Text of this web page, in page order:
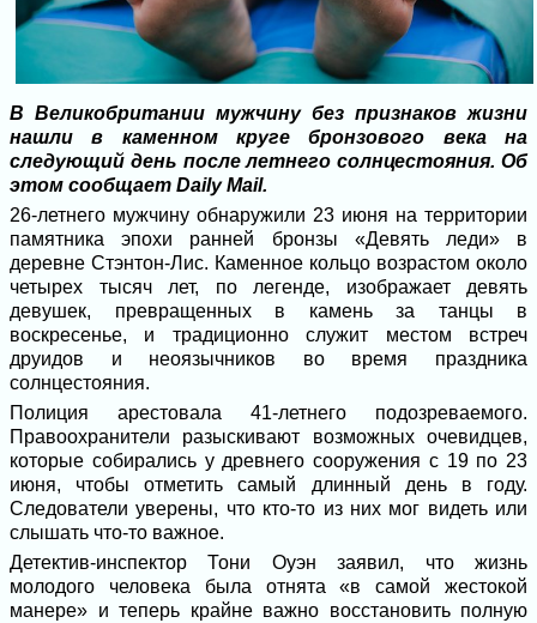
В Великобритании мужчину без признаков жизни
нашли в каменном круге бронзового века на
следующий день после летнего солнцестояния. Об
этом сообщает Daily Mail.
26-летнего мужчину обнаружили 23 июня на территории
памятника эпохи ранней бронзы «Девять леди» в
деревне Стэнтон-Лис. Каменное кольцо возрастом около
четырех тысяч лет, по легенде, изображает девять
девушек, превращенных в камень за танцы в
воскресенье, и традиционно служит местом встреч
друидов и неоязычников во время праздника
солнцестояния.
Полиция арестовала 41-летнего подозреваемого.
Правоохранители разыскивают возможных очевидцев,
которые собирались у древнего сооружения с 19 по 23
июня, чтобы отметить самый длинный день в году.
Следователи уверены, что кто-то из них мог видеть или
слышать что-то важное.
Детектив-инспектор Тони Оуэн заявил, что жизнь
молодого человека была отнята «в самой жестокой
манере» и теперь крайне важно восстановить полную